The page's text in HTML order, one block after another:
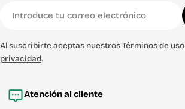
electrónico
Al suscribirte aceptas nuestrosTérminos de uso
privacidad.
Atención al cliente